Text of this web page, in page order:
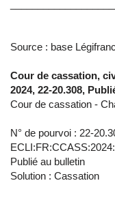
Source : base
Cour de cassation,
2024, 22-20.308,
Cour de cassation -
N° de pourvoi : 22-
Publié au bulletin
Solution : Cassation